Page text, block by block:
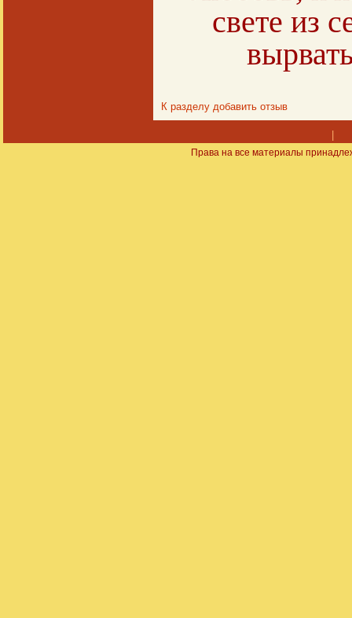
свете из
К разделу добавить отзыв
Права на все материалы